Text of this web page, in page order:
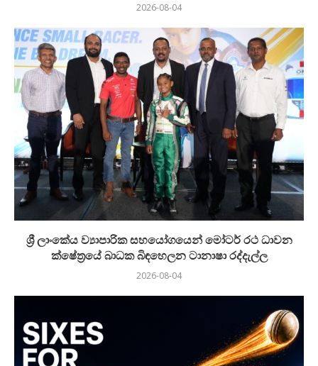
2026-08-04
ශ්‍රී ලාංකේය ව්‍යාපාරික සහයෝගයෙන් මෝටර් රථ ධාවන
ක්ෂේත්‍රයේ බාධක බිඳහෙලන ටානාෂා රද්දැල්ල
2026-08-04